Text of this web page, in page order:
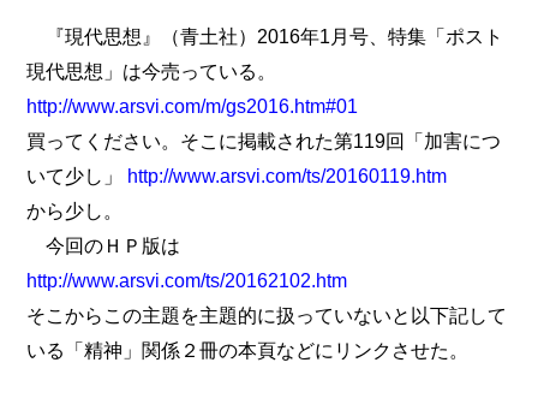
『現代思想』（青土社）2016年1月号、特集「ポスト
現代思想」は今売っている。
http://www.arsvi.com/m/gs2016.htm#01
買ってください。そこに掲載された第119回「加害につ
いて少し」 http://www.arsvi.com/ts/20160119.htm
から少し。
今回のＨＰ版は
http://www.arsvi.com/ts/20162102.htm
そこからこの主題を主題的に扱っていないと以下記して
いる「精神」関係２冊の本頁などにリンクさせた。